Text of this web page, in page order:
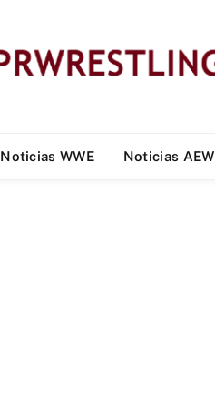
Noticias WWE Noticias AEW